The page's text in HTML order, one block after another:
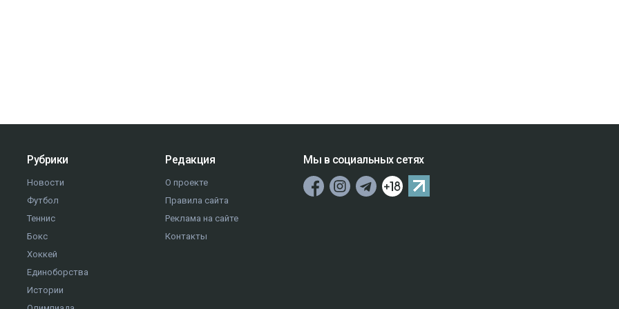
Рубрики
Новости
Футбол
Теннис
Бокс
Хоккей
Единоборства
Истории
Редакция
О проекте
Правила сайта
Реклама на сайте
Контакты
Мы в социальных сетях